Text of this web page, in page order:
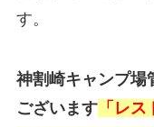
す。
神割崎キャンプ場
ございます「レス